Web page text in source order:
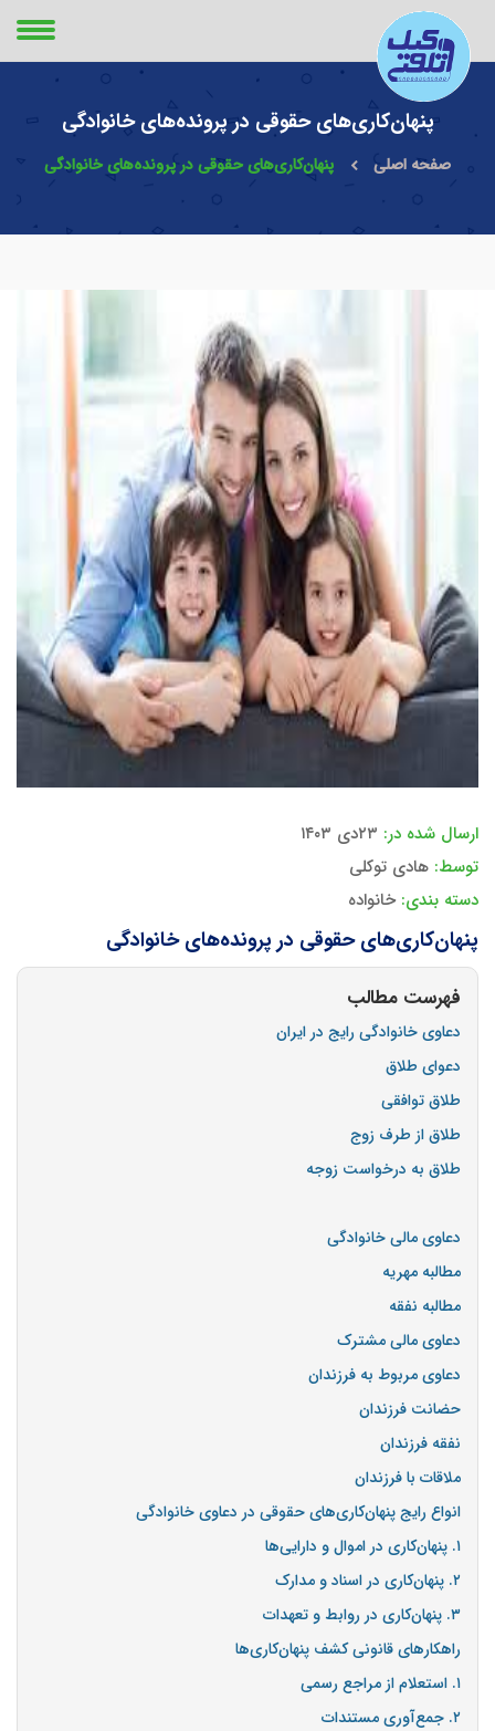
پنهان‌کاری‌های حقوقی در پرونده‌های خانوادگی
صفحه اصلی پنهان‌کاری‌های حقوقی در پرونده‌های خانوادگی
ارسال شده در: ۲۳دی ۱۴۰۳
توسط: هادی توکلی
دسته بندی: خانواده
پنهان‌کاری‌های حقوقی در پرونده‌های خانوادگی
فهرست مطالب
دعاوی خانوادگی رایج در ایران
دعوای طلاق
طلاق توافقی
طلاق از طرف زوج
طلاق به درخواست زوجه
دعاوی مالی خانوادگی
مطالبه مهریه
مطالبه نفقه
دعاوی مالی مشترک
دعاوی مربوط به فرزندان
حضانت فرزندان
نفقه فرزندان
ملاقات با فرزندان
انواع رایج پنهان‌کاری‌های حقوقی در دعاوی خانوادگی
۱. پنهان‌کاری در اموال و دارایی‌ها
۲. پنهان‌کاری در اسناد و مدارک
۳. پنهان‌کاری در روابط و تعهدات
راهکارهای قانونی کشف پنهان‌کاری‌ها
۱. استعلام از مراجع رسمی
۲. جمع‌آوری مستندات